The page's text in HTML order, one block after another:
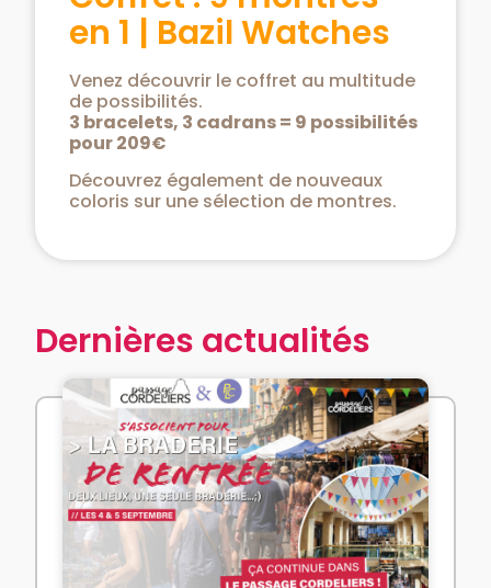
en 1 | Bazil Watches
Venez découvrir le coffret au multitude
de possibilités.
3 bracelets, 3 cadrans = 9 possibilités
pour 209€
Découvrez également de nouveaux
coloris sur une sélection de montres.
Dernières actualités